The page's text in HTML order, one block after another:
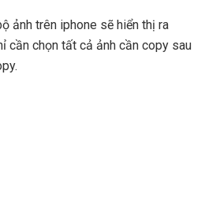
ảnh trên iphone sẽ hiển thị ra
cần chọn tất cả ảnh cần copy sau